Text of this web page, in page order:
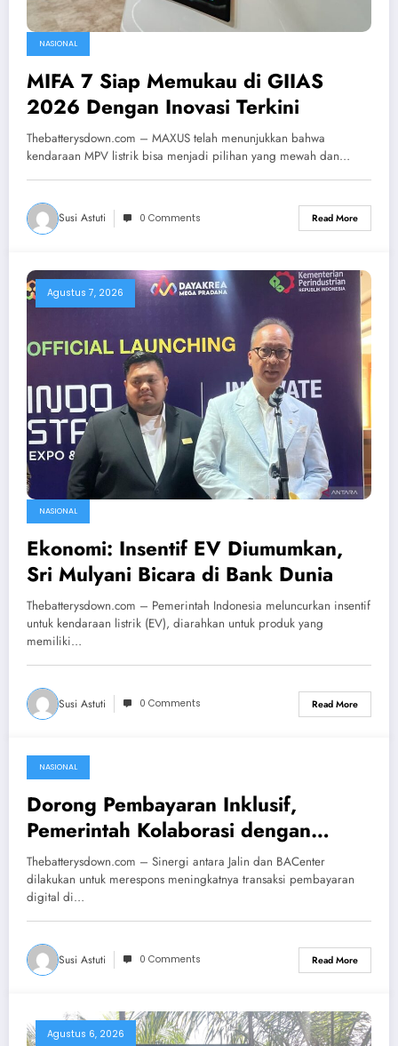
NASIONAL
MIFA 7 Siap Memukau di GIIAS
2026 Dengan Inovasi Terkini
Thebatterysdown.com – MAXUS telah menunjukkan bahwa
kendaraan MPV listrik bisa menjadi pilihan yang mewah dan…
Susi Astuti 0 Comments Read More
Agustus 7, 2026
NASIONAL
Ekonomi: Insentif EV Diumumkan,
Sri Mulyani Bicara di Bank Dunia
Thebatterysdown.com – Pemerintah Indonesia meluncurkan insentif
untuk kendaraan listrik (EV), diarahkan untuk produk yang
memiliki…
Susi Astuti 0 Comments Read More
Agustus 7, 2026
NASIONAL
Dorong Pembayaran Inklusif,
Pemerintah Kolaborasi dengan
BACenter
Thebatterysdown.com – Sinergi antara Jalin dan BACenter
dilakukan untuk merespons meningkatnya transaksi pembayaran
digital di…
Susi Astuti 0 Comments Read More
Agustus 6, 2026